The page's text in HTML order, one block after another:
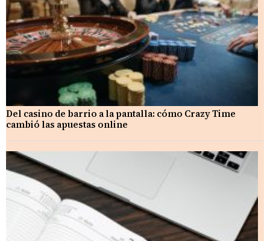
Del casino de barrio a la pantalla: cómo Crazy Time
cambió las apuestas online